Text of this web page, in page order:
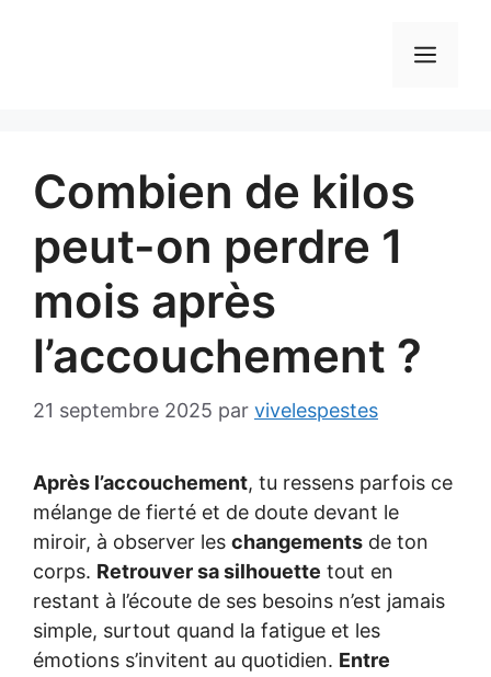
Combien de kilos
peut-on perdre 1
mois après
l’accouchement ?
21 septembre 2025 par vivelespestes
Après l’accouchement, tu ressens parfois ce
mélange de fierté et de doute devant le
miroir, à observer les changements de ton
corps. Retrouver sa silhouette tout en
restant à l’écoute de ses besoins n’est jamais
simple, surtout quand la fatigue et les
émotions s’invitent au quotidien. Entre